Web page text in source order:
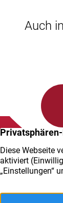
Auch